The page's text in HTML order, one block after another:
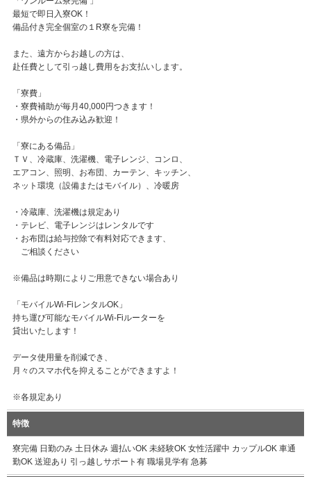
最短で即日入寮OK！
備品付き完全個室の１R寮を完備！
また、遠方からお越しの方は、
赴任費として引っ越し費用をお支払いします。
「寮費」
・寮費補助が毎月40,000円つきます！
・県外からの住み込み歓迎！
「寮にある備品」
ＴＶ、冷蔵庫、洗濯機、電子レンジ、コンロ、
エアコン、照明、お布団、カーテン、キッチン、
ネット環境（設備またはモバイル）、冷暖房
・冷蔵庫、洗濯機は規定あり
・テレビ、電子レンジはレンタルです
・お布団は給与控除で有料対応できます、
ご相談ください
※備品は時期によりご用意できない場合あり
「モバイルWi-FiレンタルOK」
持ち運び可能なモバイルWi-Fiルーターを
貸出いたします！
データ使用量を削減でき、
月々のスマホ代を抑えることができますよ！
※各規定あり
特徴
寮完備 日勤のみ 土日休み 週払いOK 未経験OK 女性活躍中 カップルOK 車通
勤OK 送迎あり 引っ越しサポート有 職場見学有 急募